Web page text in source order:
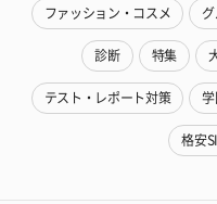
ファッション・コスメ グ
診断 特集
テスト・レポート対策 学
格安